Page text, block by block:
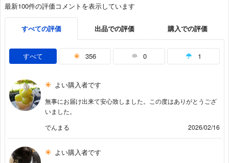
最新100件の評価コメントを表示しています
すべての評価 出品での評価 購入での評価
すべて 356 0 1
よい購入者です
無事にお届け出来て安心致しました。この度はありがとうござ
いました。
でんまる
2026/02/16
よい購入者です